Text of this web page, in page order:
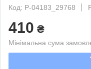
Код: Р-04183_29768
410 ₴
Мінімальна сума